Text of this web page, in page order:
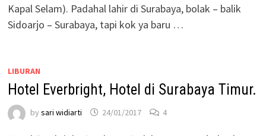
Kapal Selam). Padahal lahir di Surabaya, bolak – balik
Sidoarjo – Surabaya, tapi kok ya baru …
LIBURAN
Hotel Everbright, Hotel di Surabaya Timur.
by sari widiarti 24/01/2017 4